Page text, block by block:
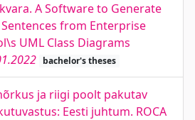
A Software to Generate
from Enterprise
UML Class Diagrams
bachelor's theses
ja riigi poolt pakutav
Eesti juhtum. ROCA